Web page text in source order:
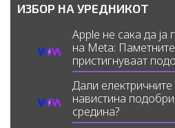
ИЗБОР НА УРЕДНИКОТ
Apple не сака да ја
на Meta:
пристигнуваат
Дали
навистина
средина?